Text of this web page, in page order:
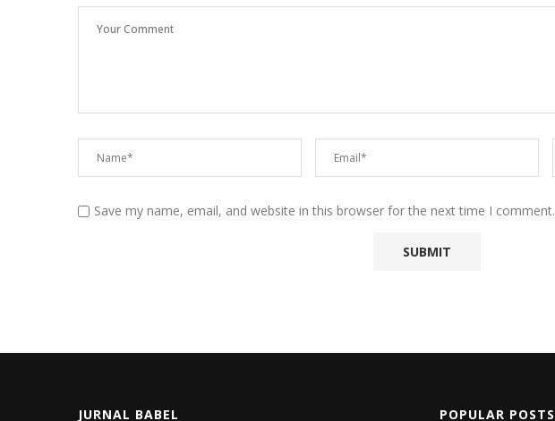
Save my name, email, and website in this browser for the next time I comment.
JURNAL BABEL POPULAR POSTS